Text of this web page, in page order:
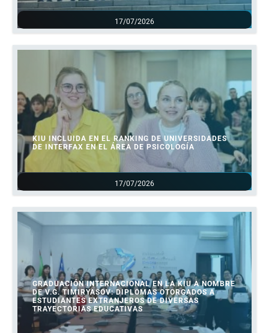
17/07/2026
17/07/2026
KIU INCLUIDA EN EL RANKING DE UNIVERSIDADES
DE INTERFAX EN EL ÁREA DE PSICOLOGÍA
GRADUACIÓN INTERNACIONAL EN LA KIU A NOMBRE
DE V.G. TIMIRYASOV: DIPLOMAS OTORGADOS A
ESTUDIANTES EXTRANJEROS DE DIVERSAS
TRAYECTORIAS EDUCATIVAS